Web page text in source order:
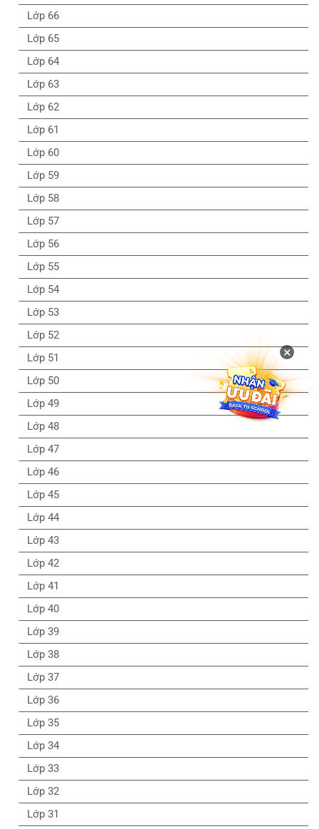
Lớp 66
Lớp 65
Lớp 64
Lớp 63
Lớp 62
Lớp 61
Lớp 60
Lớp 59
Lớp 58
Lớp 57
Lớp 56
Lớp 55
Lớp 54
Lớp 53
Lớp 52
Lớp 51
Lớp 50
Lớp 49
Lớp 48
Lớp 47
Lớp 46
Lớp 45
Lớp 44
Lớp 43
Lớp 42
Lớp 41
Lớp 40
Lớp 39
Lớp 38
Lớp 37
Lớp 36
Lớp 35
Lớp 34
Lớp 33
Lớp 32
Lớp 31
×